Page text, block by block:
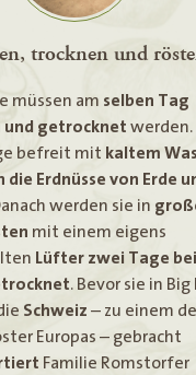
trocknen und
müssen am selben Tag
und getrocknet werden.
befreit mit kaltem
die Erdnüsse von Erde
werden sie in
mit einem eigens
Lüfter zwei Tage
. Bevor sie in Big
Schweiz – zu einem
Europas – gebracht
Familie Romstorfer